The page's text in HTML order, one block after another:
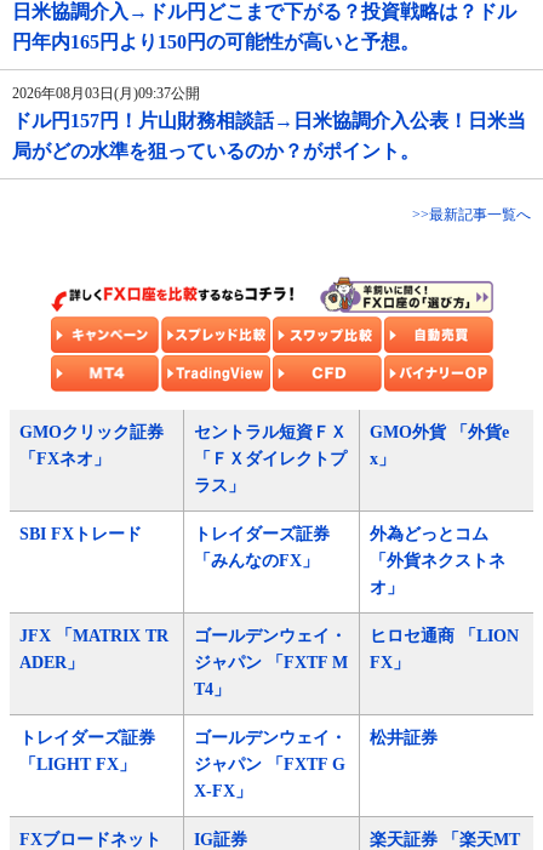
日米協調介入→ドル円どこまで下がる？投資戦略は？ドル
円年内165円より150円の可能性が高いと予想。
2026年08月03日(月)09:37公開
ドル円157円！片山財務相談話→日米協調介入公表！日米当
局がどの水準を狙っているのか？がポイント。
>>最新記事一覧へ
GMOクリック証券
「FXネオ」
セントラル短資ＦＸ
「ＦＸダイレクトプ
ラス」
GMO外貨 「外貨e
x」
SBI FXトレード
トレイダーズ証券
「みんなのFX」
外為どっとコム
「外貨ネクストネ
オ」
JFX 「MATRIX TR
ADER」
ゴールデンウェイ・
ジャパン 「FXTF M
T4」
ヒロセ通商 「LION
FX」
トレイダーズ証券
「LIGHT FX」
ゴールデンウェイ・
ジャパン 「FXTF G
X-FX」
松井証券
FXブロードネット IG証券
楽天証券 「楽天MT